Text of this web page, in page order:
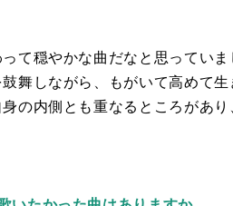
て穏やかな曲だなと思ってい
舞しながら、もがいて高めて
の内側とも重なるところがあ